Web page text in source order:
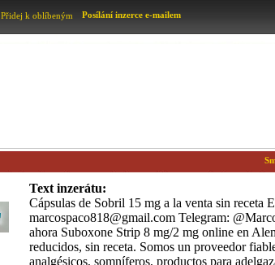
Přidej k oblíbeným Posílání inzerce e-mailem
Text inzerátu:
Cápsulas de Sobril 15 mg a la venta sin receta
marcospaco818@gmail.com Telegram:
ahora Suboxone Strip 8 mg/2 mg online en
reducidos, sin receta. Somos un proveedor
analgésicos, somníferos, productos para